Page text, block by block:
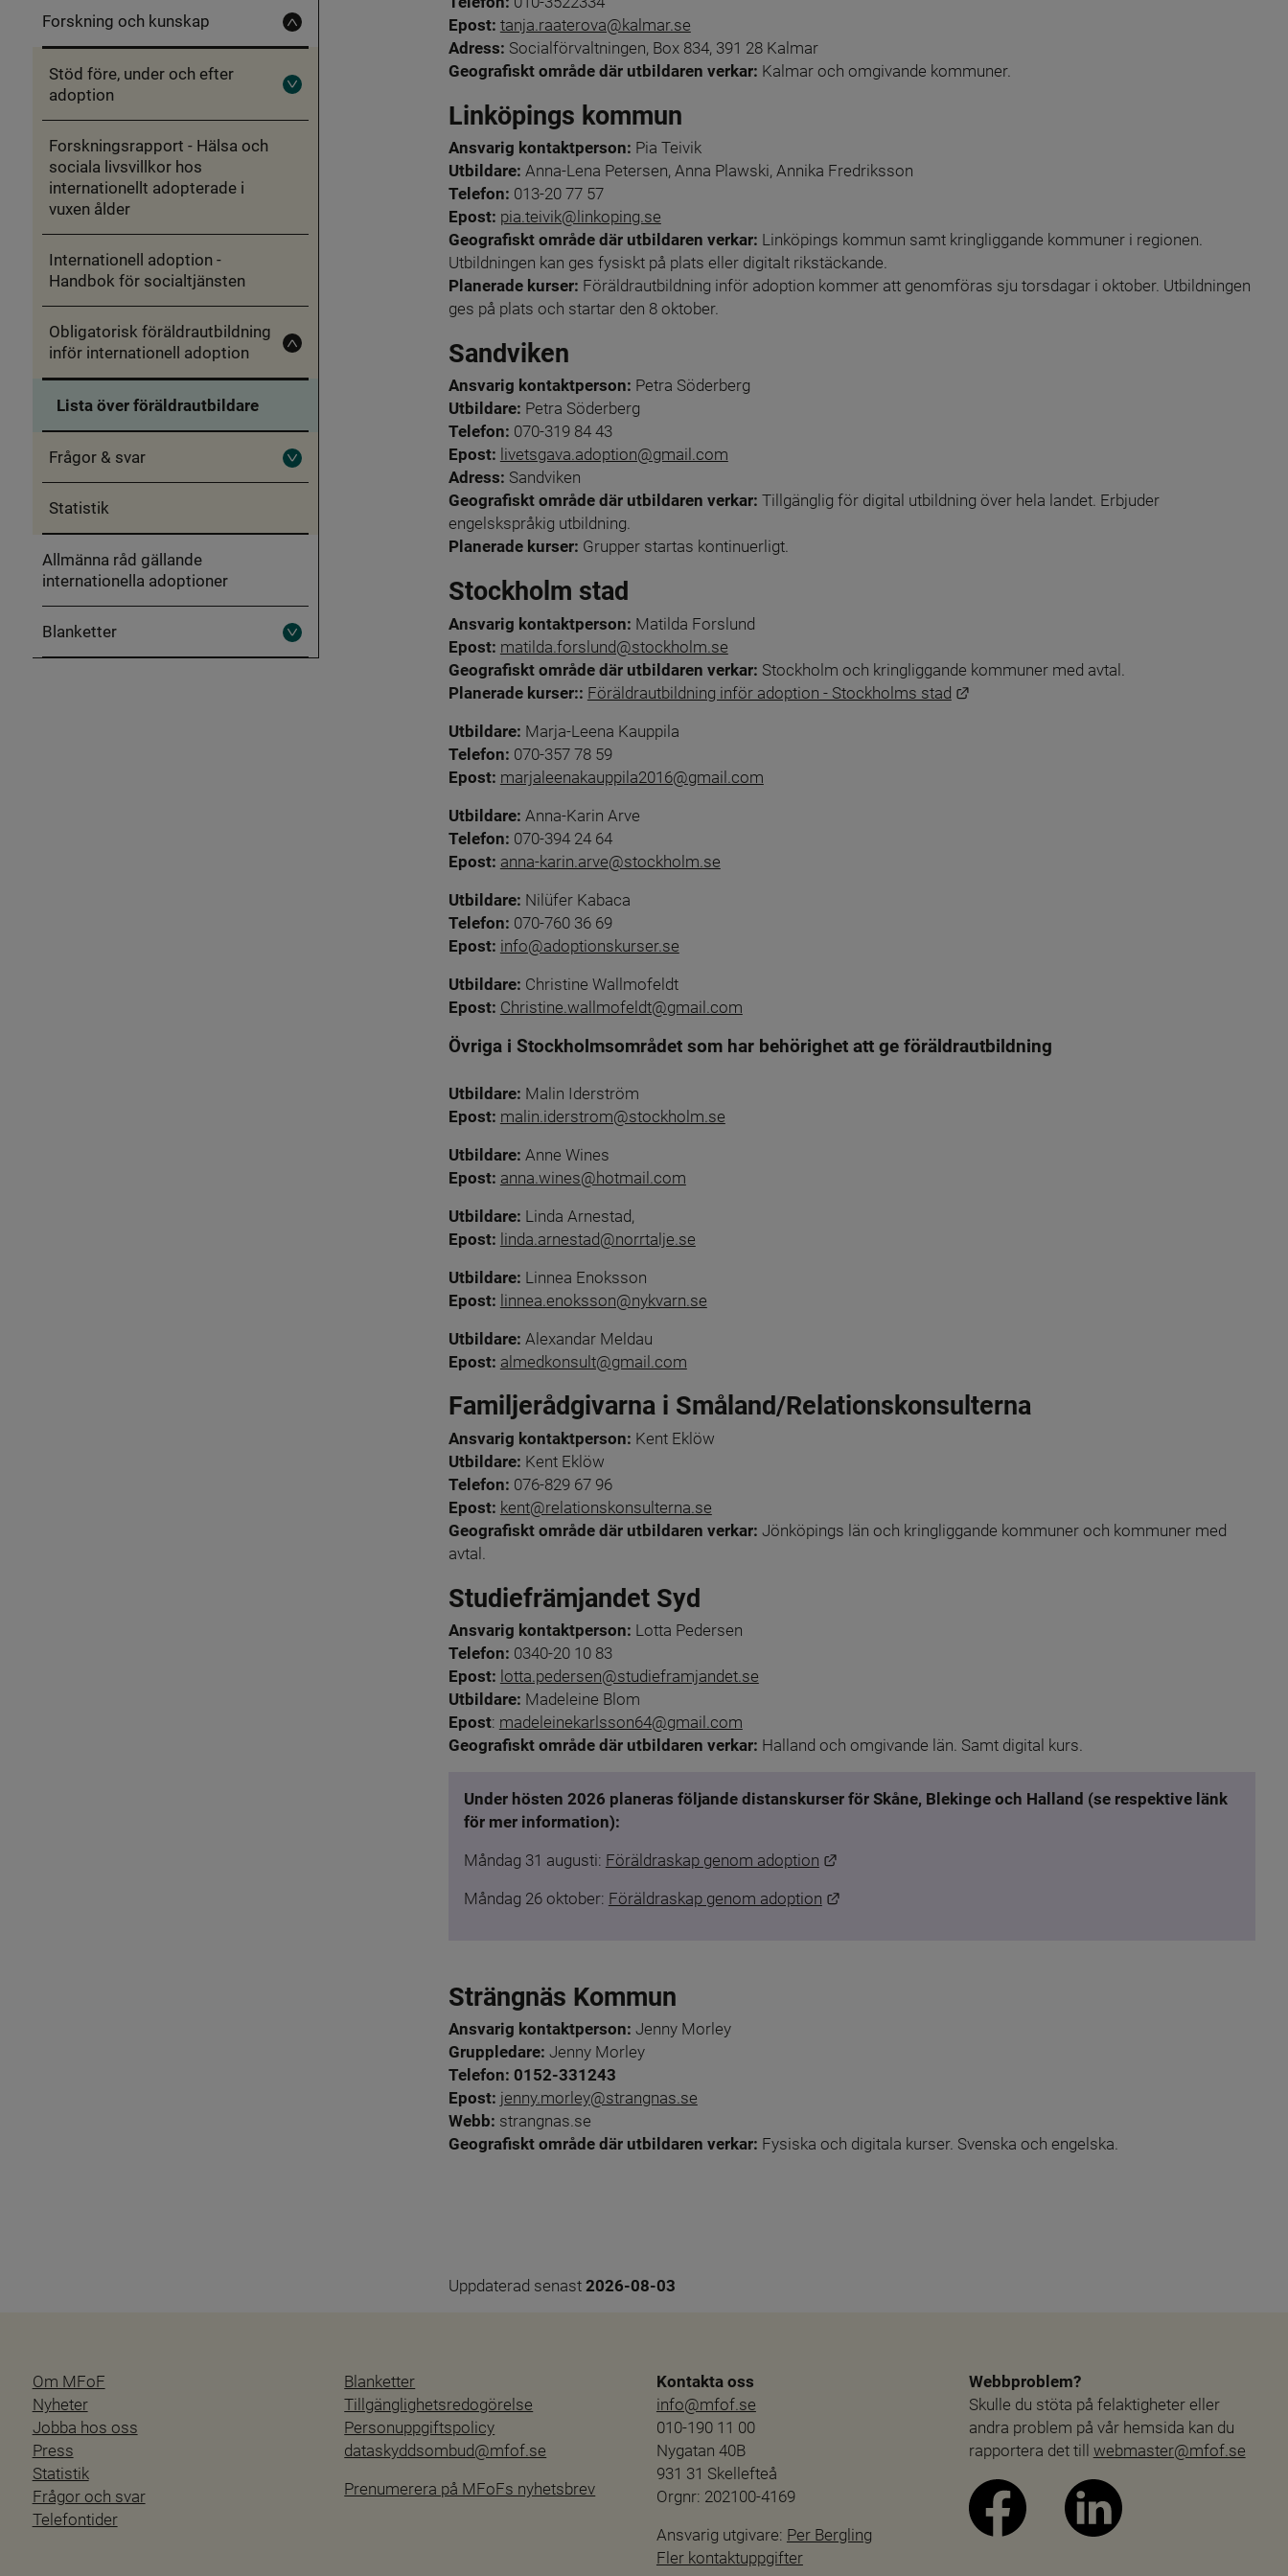
Epost: tanja.raaterova@kalmar.se
Adress: Socialförvaltningen, Box 834, 391 28 Kalmar
Geografiskt område där utbildaren verkar: Kalmar och omgivande kommuner.
Linköpings kommun
Ansvarig kontaktperson: Pia Teivik
Utbildare: Anna-Lena Petersen, Anna Plawski, Annika Fredriksson
Telefon: 013-20 77 57
Epost: pia.teivik@linkoping.se
Geografiskt område där utbildaren verkar: Linköpings kommun samt kringliggande kommuner i regionen.
Utbildningen kan ges fysiskt på plats eller digitalt rikstäckande.
Planerade kurser: Föräldrautbildning inför adoption kommer att genomföras sju torsdagar i oktober. Utbildningen
ges på plats och startar den 8 oktober.
Sandviken
Ansvarig kontaktperson: Petra Söderberg
Utbildare: Petra Söderberg
Telefon: 070-319 84 43
Epost: livetsgava.adoption@gmail.com
Adress: Sandviken
Geografiskt område där utbildaren verkar: Tillgänglig för digital utbildning över hela landet. Erbjuder
engelskspråkig utbildning.
Planerade kurser: Grupper startas kontinuerligt.
Stockholm stad
Ansvarig kontaktperson: Matilda Forslund
Epost: matilda.forslund@stockholm.se
Geografiskt område där utbildaren verkar: Stockholm och kringliggande kommuner med avtal.
Planerade kurser:: Föräldrautbildning inför adoption - Stockholms stad Länk till annan webbplats.
Utbildare: Marja-Leena Kauppila
Telefon: 070-357 78 59
Epost: marjaleenakauppila2016@gmail.com
Utbildare: Anna-Karin Arve
Telefon: 070-394 24 64
Epost: anna-karin.arve@stockholm.se
Utbildare: Nilüfer Kabaca
Telefon: 070-760 36 69
Epost: info@adoptionskurser.se
Utbildare: Christine Wallmofeldt
Epost: Christine.wallmofeldt@gmail.com
Övriga i Stockholmsområdet som har behörighet att ge föräldrautbildning
Utbildare: Malin Iderström
Epost: malin.iderstrom@stockholm.se
Utbildare: Anne Wines
Epost: anna.wines@hotmail.com
Utbildare: Linda Arnestad,
Epost: linda.arnestad@norrtalje.se
Utbildare: Linnea Enoksson
Epost: linnea.enoksson@nykvarn.se
Utbildare: Alexandar Meldau
Epost: almedkonsult@gmail.com
Familjerådgivarna i Småland/Relationskonsulterna
Ansvarig kontaktperson: Kent Eklöw
Utbildare: Kent Eklöw
Telefon: 076-829 67 96
Epost: kent@relationskonsulterna.se
Geografiskt område där utbildaren verkar: Jönköpings län och kringliggande kommuner och kommuner med
avtal.
Studiefrämjandet Syd
Ansvarig kontaktperson: Lotta Pedersen
Telefon: 0340-20 10 83
Epost: lotta.pedersen@studieframjandet.se
Utbildare: Madeleine Blom
Epost: madeleinekarlsson64@gmail.com
Geografiskt område där utbildaren verkar: Halland och omgivande län. Samt digital kurs.
Under hösten 2026 planeras följande distanskurser för Skåne, Blekinge och Halland (se respektive länk
för mer information):
Måndag 31 augusti: Föräldraskap genom adoption Länk till annan webbplats.
Måndag 26 oktober: Föräldraskap genom adoption Länk till annan webbplats.
Strängnäs Kommun
Ansvarig kontaktperson: Jenny Morley
Gruppledare: Jenny Morley
Telefon: 0152-331243
Epost: jenny.morley@strangnas.se
Webb: strangnas.se
Geografiskt område där utbildaren verkar: Fysiska och digitala kurser. Svenska och engelska.
Forskning och kunskap
Fäll
in
och
kunskap
Stöd före, under och efter
adoption
Fäll
Stöd
Forskningsrapport - Hälsa och
sociala livsvillkor hos
internationellt adopterade i
vuxen ålder
Internationell adoption -
Handbok för socialtjänsten
Obligatorisk föräldrautbildning
inför internationell adoption
Fäll
Obligatorisk
adoption
Lista över föräldrautbildare
Frågor & svar
Fäll
ut
Statistik
Allmänna råd gällande
internationella adoptioner
Blanketter
Fäll
ut
Uppdaterad senast 2026-08-03
Om MFoF
Nyheter
Jobba hos oss
Press
Statistik
Frågor och svar
Telefontider
Blanketter
Tillgänglighetsredogörelse
Personuppgiftspolicy
dataskyddsombud@mfof.se
Prenumerera på MFoFs nyhetsbrev
Kontakta oss
info@mfof.se
010-190 11 00
Nygatan 40B
931 31 Skellefteå
Orgnr: 202100-4169
Ansvarig utgivare: Per Bergling
Fler kontaktuppgifter
Webbproblem?
Skulle du stöta på felaktigheter eller
andra problem på vår hemsida kan du
rapportera det till webmaster@mfof.se